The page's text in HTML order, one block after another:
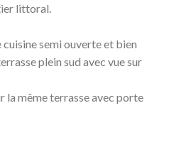
littoral.
cuisine semi ouverte et bien
plein sud avec vue sur
la même terrasse avec porte
une petite terrasse en bois